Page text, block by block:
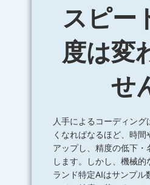
スピー
度は変
せ
人手によるコーディング
くなればなるほど、時間
アップし、精度の低下・
します。しかし、機械
ランド特定AIはサンプル